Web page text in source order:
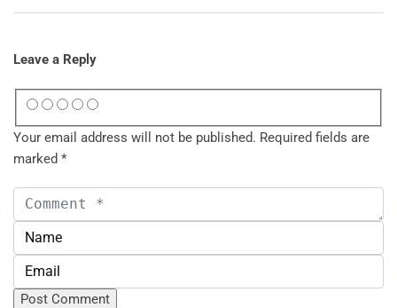
Leave a Reply
Your email address will not be published. Required fields are
marked *